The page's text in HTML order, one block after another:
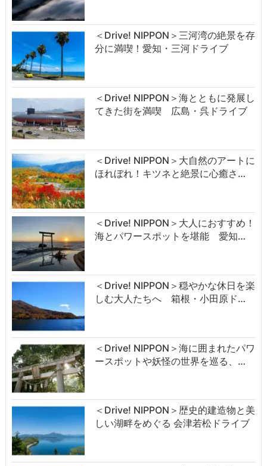
＜Drive! NIPPON＞三河湾の絶景を存
分に満喫！愛知・三河ドライブ
＜Drive! NIPPON＞海とともに発展し
てきた街を満喫 広島・呉ドライブ
＜Drive! NIPPON＞大自然のアートに
ほれぼれ！キツネと絶景に心癒さ…
＜Drive! NIPPON＞大人におすすめ！
海とパワースポットを堪能 愛知…
＜Drive! NIPPON＞穏やかな休日を楽
しむ大人たちへ 箱根・小田原ド…
＜Drive! NIPPON＞海に囲まれたパワ
ースポットや妖怪の世界を巡る、…
＜Drive! NIPPON＞歴史的建造物と美
しい湖畔をめぐる 会津若松ドライブ